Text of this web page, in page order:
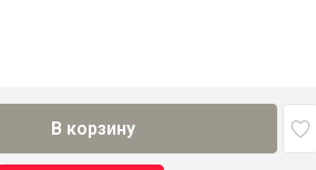
В корзину